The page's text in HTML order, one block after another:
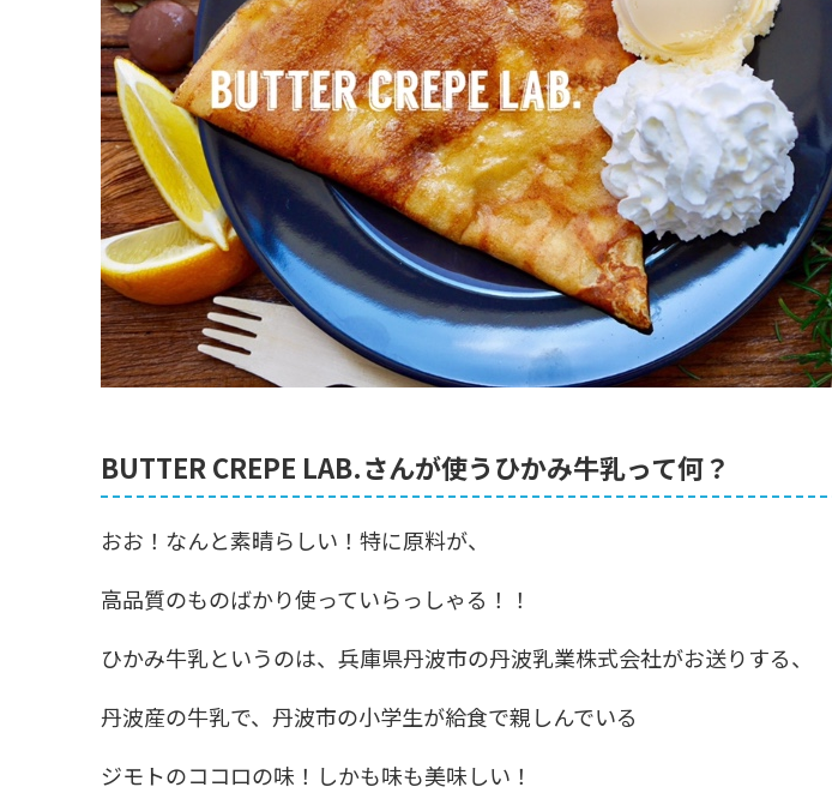
BUTTER CREPE LAB.さんが使うひかみ牛乳って何？
おお！なんと素晴らしい！特に原料が、
高品質のものばかり使っていらっしゃる！！
ひかみ牛乳というのは、兵庫県丹波市の丹波乳業株式会社がお送りする、
丹波産の牛乳で、丹波市の小学生が給食で親しんでいる
ジモトのココロの味！しかも味も美味しい！